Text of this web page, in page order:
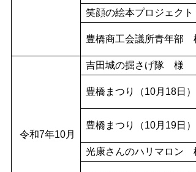
笑顔の絵本プロジェクト
豊橋商工会議所青年部
令和7年10月
吉田城の掘さげ隊 様
豊橋まつり（10月18日）
豊橋まつり（10月19日）
光康さんのハリマロン